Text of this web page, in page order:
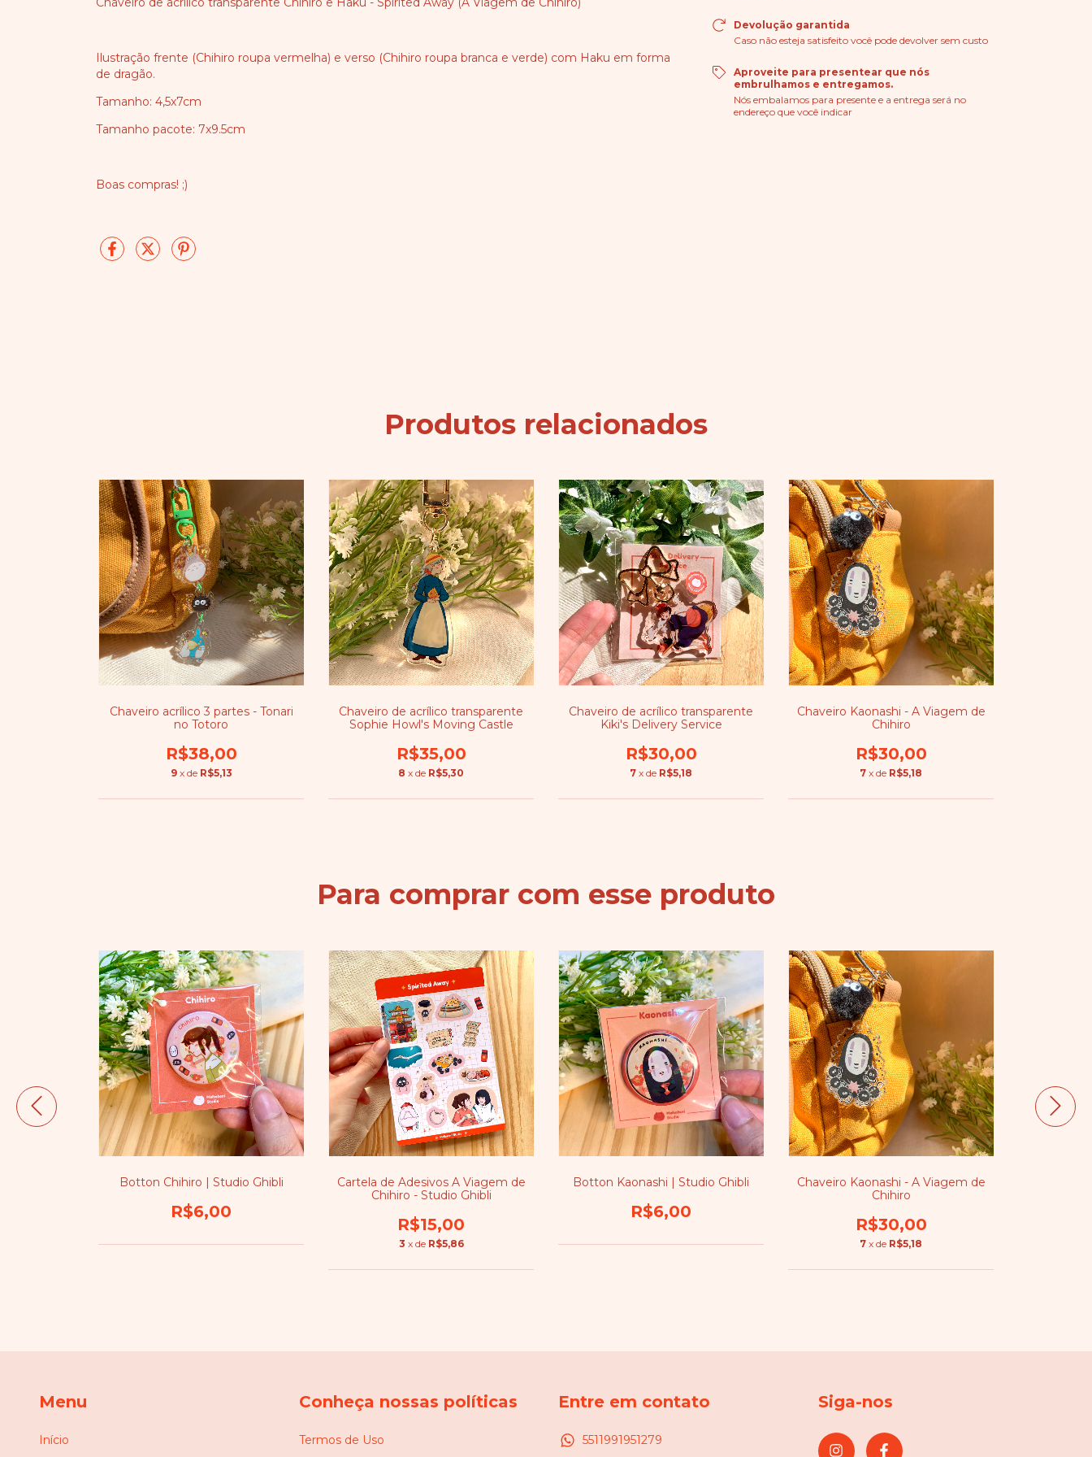
Ilustração frente (Chihiro roupa vermelha) e verso (Chihiro roupa branca e verde) com Haku em forma
de dragão.
Tamanho: 4,5x7cm
Tamanho pacote: 7x9.5cm
Boas compras! ;)
Devolução garantida
Caso não esteja satisfeito você pode devolver sem custo
Aproveite para presentear que nós
embrulhamos e entregamos.
Nós embalamos para presente e a entrega será no
endereço que você indicar
Produtos relacionados
Chaveiro acrílico 3 partes - Tonari
no Totoro
R$38,00
9 x de R$5,13
Chaveiro de acrílico transparente
Sophie Howl's Moving Castle
R$35,00
8 x de R$5,30
Chaveiro de acrílico transparente
Kiki's Delivery Service
R$30,00
7 x de R$5,18
Chaveiro Kaonashi - A Viagem de
Chihiro
R$30,00
7 x de R$5,18
Para comprar com esse produto
Botton Chihiro | Studio Ghibli
R$6,00
Cartela de Adesivos A Viagem de
Chihiro - Studio Ghibli
R$15,00
3 x de R$5,86
Botton Kaonashi | Studio Ghibli
R$6,00
Chaveiro Kaonashi - A Viagem de
Chihiro
R$30,00
7 x de R$5,18
Menu
Início
Conheça nossas políticas
Termos de Uso
Entre em contato
5511991951279
Siga-nos